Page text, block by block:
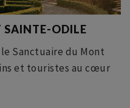
SAINTE-ODILE
Sanctuaire du Mont
et touristes au cœur